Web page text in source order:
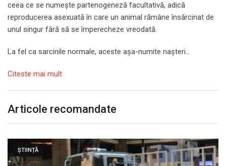
ceea ce se numește partenogeneză facultativă, adică
reproducerea asexuată în care un animal rămâne însărcinat de
unul singur fără să se împerecheze vreodată.
La fel ca sarcinile normale, aceste așa-numite nașteri…
Citeste mai mult
Articole recomandate
ȘTIINȚĂ